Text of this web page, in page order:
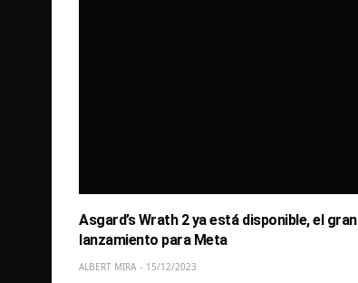
Asgard’s Wrath 2 ya está disponible, el gran
lanzamiento para Meta
ALBERT MIRA 15/12/2023